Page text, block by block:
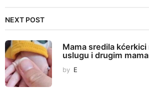
i
n
NEXT POST
Mama sredila
uslugu i drugim
by E